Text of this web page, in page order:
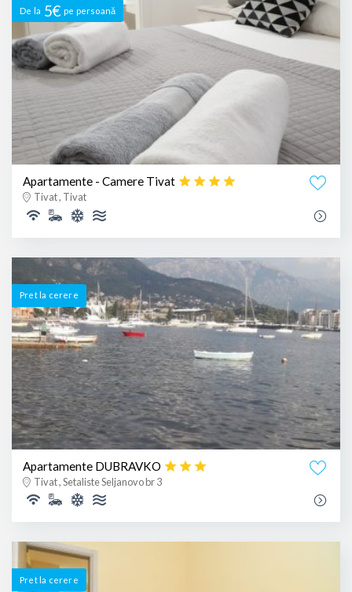
De la 5€ pe persoană
Apartamente - Camere Tivat
Tivat , Tivat
Pret la cerere
Apartamente DUBRAVKO
Tivat , Setaliste Seljanovo br 3
Pret la cerere